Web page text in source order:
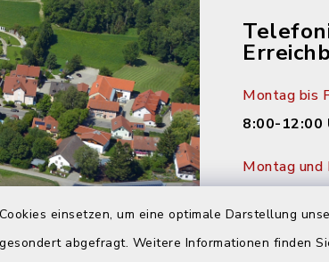
einsetzen, um eine optimale Darstellung
abgefragt. Weitere Informationen finden
Montag bis
8:00-12:00
Montag und
Dienstag: